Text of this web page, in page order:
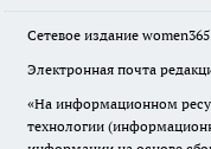
Сетевое издание
Электронная почта
«На информационном
технологии